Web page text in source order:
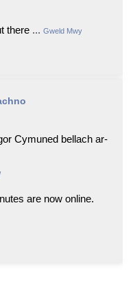
there ...Gweld Mwy
Cymuned bellach ar-
are now online.